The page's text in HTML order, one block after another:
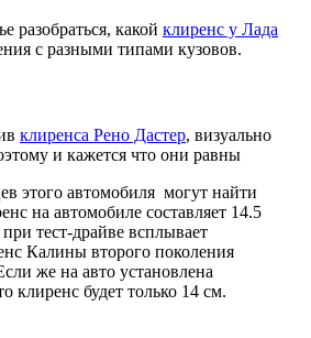
разобраться, какой клиренс у Лада
с разными типами кузовов.
клиренса Рено Дастер, визуально
и кажется что они равны
этого автомобиля могут найти
на автомобиле составляет 14.5
тест-драйве всплывает
Калины второго поколения
же на авто установлена
клиренс будет только 14 см.